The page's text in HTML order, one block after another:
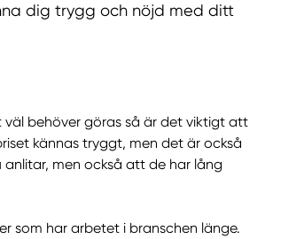
dig trygg och nöjd med ditt
behöver göras så är det viktigt att
kännas tryggt, men det är också
men också att de har lång
som har arbetet i branschen länge.